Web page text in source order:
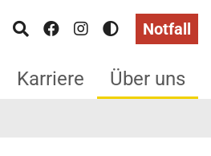
Notfall
Karriere Über uns